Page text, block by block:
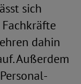
sich
dahin
Außerdem